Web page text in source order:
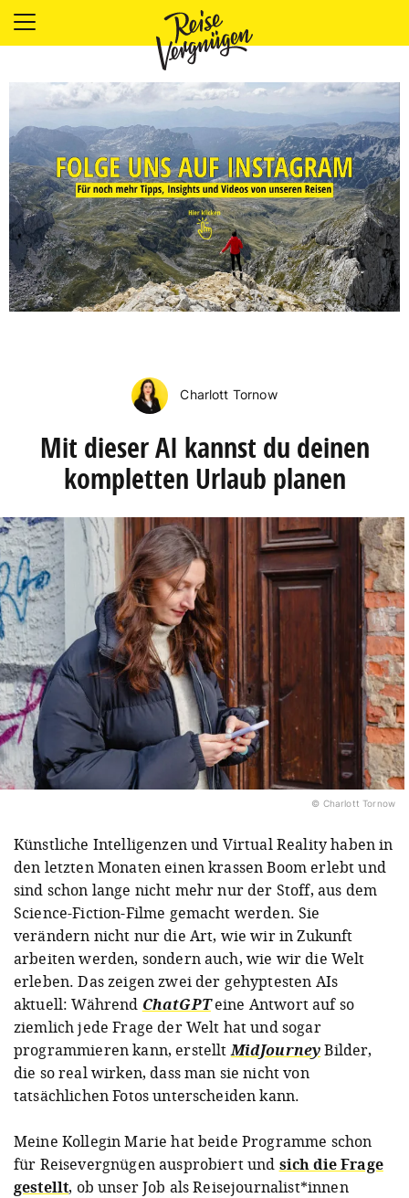
LÄNDER
UNTERKÜNFTE
FOOD
PLANUNG
OUTDOOR
Charlott Tornow
Mit dieser AI kannst du deinen
kompletten Urlaub planen
© Charlott Tornow
Künstliche Intelligenzen und Virtual Reality haben in
den letzten Monaten einen krassen Boom erlebt und
sind schon lange nicht mehr nur der Stoff, aus dem
Science-Fiction-Filme gemacht werden. Sie
verändern nicht nur die Art, wie wir in Zukunft
arbeiten werden, sondern auch, wie wir die Welt
erleben. Das zeigen zwei der gehyptesten AIs
aktuell: Während ChatGPTeine Antwort auf so
ziemlich jede Frage der Welt hat und sogar
programmieren kann, erstelltMidJourneyBilder,
die so real wirken, dass man sie nicht von
tatsächlichen Fotos unterscheiden kann.
Meine Kollegin Marie hat beide Programme schon
für Reisevergnügen ausprobiert und sich die Frage
gestellt, ob unser Job als Reisejournalist*innen